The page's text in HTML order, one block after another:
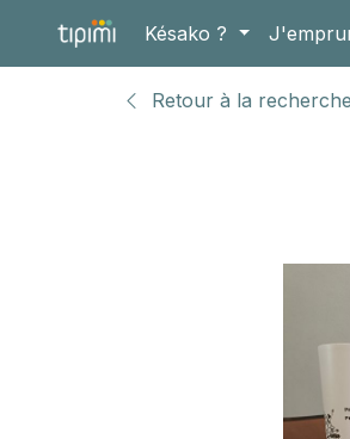
Késako ?
Retour à la recherche